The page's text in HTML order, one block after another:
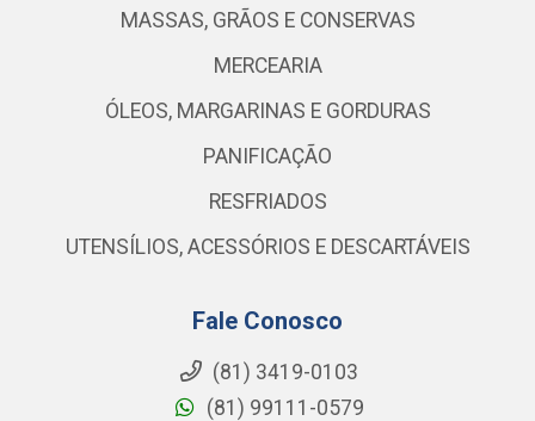
MASSAS, GRÃOS E CONSERVAS
MERCEARIA
ÓLEOS, MARGARINAS E GORDURAS
PANIFICAÇÃO
RESFRIADOS
UTENSÍLIOS, ACESSÓRIOS E DESCARTÁVEIS
Fale Conosco
(81) 3419-0103
(81) 99111-0579